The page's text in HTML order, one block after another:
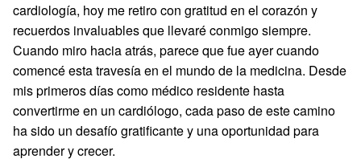
cardiología, hoy me retiro con gratitud en el corazón y
recuerdos invaluables que llevaré conmigo siempre.
Cuando miro hacia atrás, parece que fue ayer cuando
comencé esta travesía en el mundo de la medicina. Desde
mis primeros días como médico residente hasta
convertirme en un cardiólogo, cada paso de este camino
ha sido un desafío gratificante y una oportunidad para
aprender y crecer.